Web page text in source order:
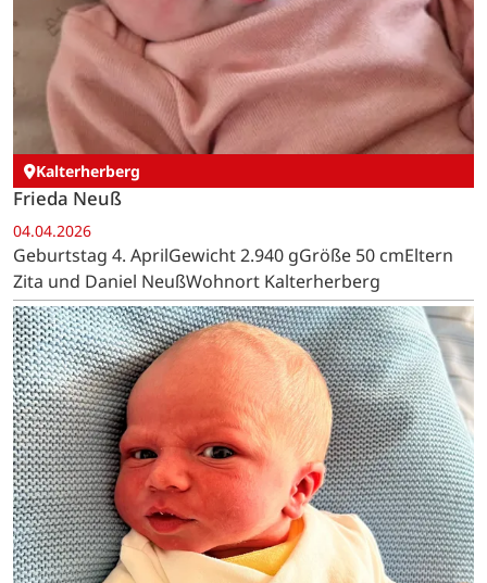
Kalterherberg
Frieda Neuß
04.04.2026
Geburtstag 4. AprilGewicht 2.940 gGröße 50 cmEltern
Zita und Daniel NeußWohnort Kalterherberg